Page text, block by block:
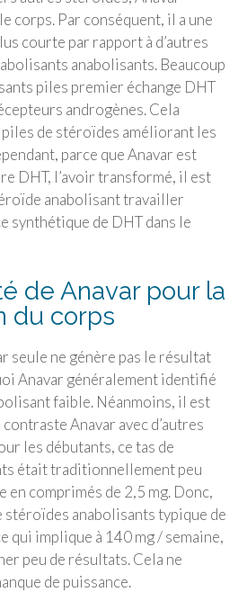
corps. Par conséquent, il a une
courte par rapport à d’autres
anabolisants. Beaucoup
piles premier échange DHT
androgènes. Cela
de stéroïdes améliorant les
parce que Anavar est
DHT, l’avoir transformé, il est
anabolisant travailler
synthétique de DHT dans le
de Anavar pour la
du corps
seule ne génère pas le résultat
Anavar généralement identifié
faible. Néanmoins, il est
Anavar avec d’autres
les débutants, ce tas de
était traditionnellement peu
comprimés de 2,5 mg. Donc,
stéroïdes anabolisants typique de
qui implique à 140 mg / semaine,
peu de résultats. Cela ne
de puissance.